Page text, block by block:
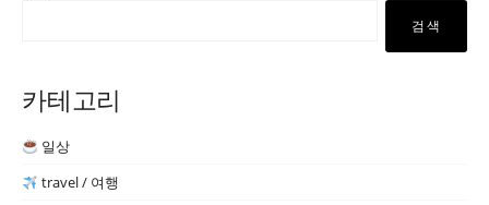
검색
카테고리
일상
travel / 여행